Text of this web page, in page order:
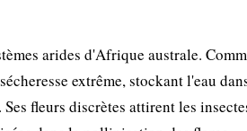
arides d'Afrique australe.
extrême, stockant l'eau
fleurs discrètes attirent les